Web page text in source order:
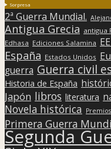
Sorpresa
2ª Guerra Mundial.
Antigua Grecia antigua
Edhasa Ediciones Salamina
España Estados Unidos
guerra Guerra civil
Historia de España
Japón libros literatura
Novela histórica Premios
Primera Guerra
Segunda